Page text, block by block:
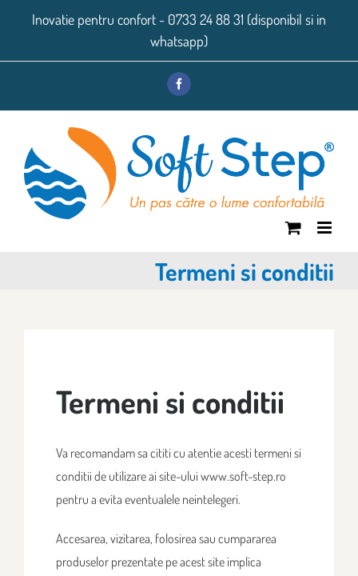
content
Inovatie pentru confort - 0733 24 88 31 (disponibil si in
whatsapp)
Facebook
Termeni si conditii
Termeni si conditii
Va recomandam sa cititi cu atentie acesti termeni si
conditii de utilizare ai site-ului www.soft-step.ro
pentru a evita eventualele neintelegeri.
Accesarea, vizitarea, folosirea sau cumpararea
produselor prezentate pe acest site implica